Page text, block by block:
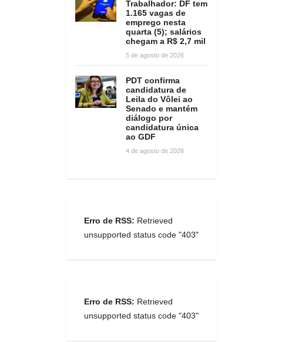
Trabalhador: DF tem
1.165 vagas de
emprego nesta
quarta (5); salários
chegam a R$ 2,7 mil
5 de agosto de 2026
PDT confirma
candidatura de
Leila do Vôlei ao
Senado e mantém
diálogo por
candidatura única
ao GDF
4 de agosto de 2026
Erro de RSS: Retrieved
unsupported status code "403"
Erro de RSS: Retrieved
unsupported status code "403"